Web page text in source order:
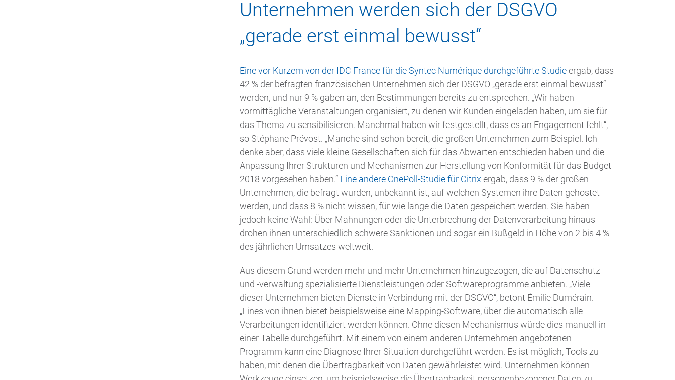
Unternehmen werden sich der DSGVO
„gerade erst einmal bewusst“
Eine vor Kurzem von der IDC France für die Syntec Numérique durchgeführte Studieergab, dass
42 % der befragten französischen Unternehmen sich der DSGVO „gerade erst einmal bewusst“
werden, und nur 9 % gaben an, den Bestimmungen bereits zu entsprechen. „Wir haben
vormittägliche Veranstaltungen organisiert, zu denen wir Kunden eingeladen haben, um sie für
das Thema zu sensibilisieren. Manchmal haben wir festgestellt, dass es an Engagement fehlt“,
so Stéphane Prévost. „Manche sind schon bereit, die großen Unternehmen zum Beispiel. Ich
denke aber, dass viele kleine Gesellschaften sich für das Abwarten entschieden haben und die
Anpassung Ihrer Strukturen und Mechanismen zur Herstellung von Konformität für das Budget
2018 vorgesehen haben.“ Eine andere OnePoll-Studie für Citrix ergab, dass 9 % der großen
Unternehmen, die befragt wurden, unbekannt ist, auf welchen Systemen ihre Daten gehostet
werden, und dass 8 % nicht wissen, für wie lange die Daten gespeichert werden. Sie haben
jedoch keine Wahl: Über Mahnungen oder die Unterbrechung der Datenverarbeitung hinaus
drohen ihnen unterschiedlich schwere Sanktionen und sogar ein Bußgeld in Höhe von 2 bis 4 %
des jährlichen Umsatzes weltweit.
Aus diesem Grund werden mehr und mehr Unternehmen hinzugezogen, die auf Datenschutz
und -verwaltung spezialisierte Dienstleistungen oder Softwareprogramme anbieten. „Viele
dieser Unternehmen bieten Dienste in Verbindung mit der DSGVO“, betont Émilie Dumérain.
„Eines von ihnen bietet beispielsweise eine Mapping-Software, über die automatisch alle
Verarbeitungen identifiziert werden können. Ohne diesen Mechanismus würde dies manuell in
einer Tabelle durchgeführt. Mit einem von einem anderen Unternehmen angebotenen
Programm kann eine Diagnose Ihrer Situation durchgeführt werden. Es ist möglich, Tools zu
haben, mit denen die Übertragbarkeit von Daten gewährleistet wird. Unternehmen können